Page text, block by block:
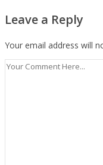
Leave a Reply
Your email address will